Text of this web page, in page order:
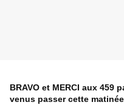
BRAVO et MERCI aux 459
venus passer cette